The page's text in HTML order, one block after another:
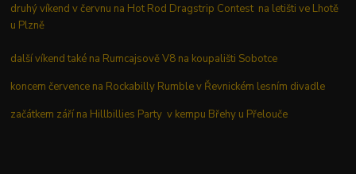
druhý víkend v červnu na Hot Rod Dragstrip Contest na letišti ve Lhotě
u Plzně
další víkend také na Rumcajsově V8 na koupališti Sobotce
koncem července na Rockabilly Rumble v Řevnickém lesním divadle
začátkem září na Hillbillies Party v kempu Břehy u Přelouče